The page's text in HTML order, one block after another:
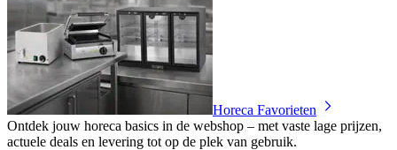
Horeca Favorieten
Ontdek jouw horeca basics in de webshop – met vaste lage prijzen,
actuele deals en levering tot op de plek van gebruik.